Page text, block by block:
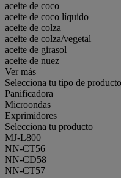
aceite de coco
aceite de coco líquido
aceite de colza
aceite de colza/vegetal
aceite de girasol
aceite de nuez
Ver más
Selecciona tu tipo de producto
Panificadora
Microondas
Exprimidores
Selecciona tu producto
MJ-L800
NN-CT56
NN-CD58
NN-CT57